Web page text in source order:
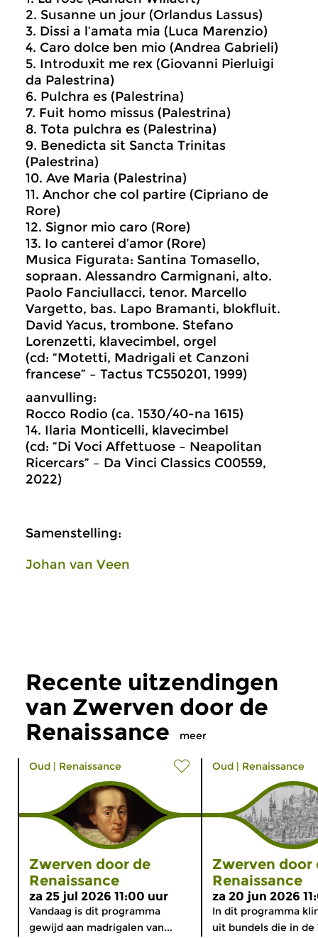
2. Susanne un jour (Orlandus Lassus)
3. Dissi a l’amata mia (Luca Marenzio)
4. Caro dolce ben mio (Andrea Gabrieli)
5. Introduxit me rex (Giovanni Pierluigi
da Palestrina)
6. Pulchra es (Palestrina)
7. Fuit homo missus (Palestrina)
8. Tota pulchra es (Palestrina)
9. Benedicta sit Sancta Trinitas
(Palestrina)
10. Ave Maria (Palestrina)
11. Anchor che col partire (Cipriano de
Rore)
12. Signor mio caro (Rore)
13. Io canterei d’amor (Rore)
Musica Figurata: Santina Tomasello,
sopraan. Alessandro Carmignani, alto.
Paolo Fanciullacci, tenor. Marcello
Vargetto, bas. Lapo Bramanti, blokfluit.
David Yacus, trombone. Stefano
Lorenzetti, klavecimbel, orgel
(cd: “Motetti, Madrigali et Canzoni
francese” – Tactus TC550201, 1999)
aanvulling:
Rocco Rodio (ca. 1530/40-na 1615)
14. Ilaria Monticelli, klavecimbel
(cd: “Di Voci Affettuose – Neapolitan
Ricercars” – Da Vinci Classics C00559,
2022)
Samenstelling:
Johan van Veen
Recente uitzendingen
van Zwerven door de
Renaissance
meer
Oud | Renaissance
Zwerven door de
Renaissance
za 25 jul 2026 11:00 uur
Vandaag is dit programma
gewijd aan madrigalen van...
Oud | Renaissance
Zwerven door
Renaissance
za 20 jun 2026
In dit programma
uit bundels die in de